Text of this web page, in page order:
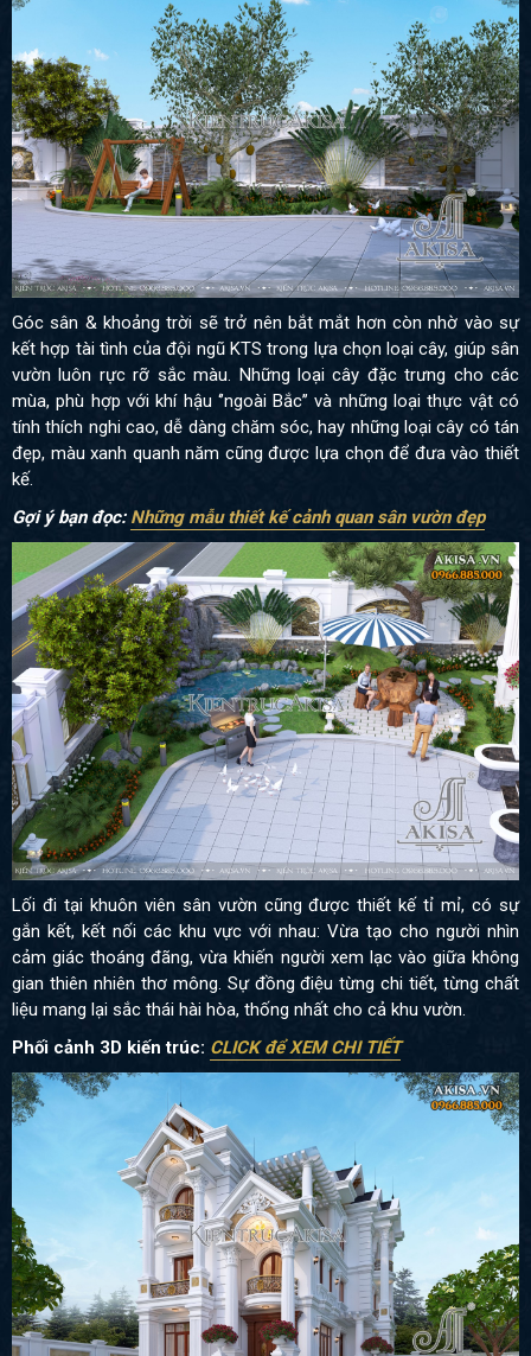
Góc sân & khoảng trời sẽ trở nên bắt mắt hơn còn nhờ vào sự
kết hợp tài tình của đội ngũ KTS trong lựa chọn loại cây, giúp sân
vườn luôn rực rỡ sắc màu. Những loại cây đặc trưng cho các
mùa, phù hợp với khí hậu ‘’ngoài Bắc’’ và những loại thực vật có
tính thích nghi cao, dễ dàng chăm sóc, hay những loại cây có tán
đẹp, màu xanh quanh năm cũng được lựa chọn để đưa vào thiết
kế.
Gợi ý bạn đọc: Những mẫu thiết kế cảnh quan sân vườn đẹp
Lối đi tại khuôn viên sân vườn cũng được thiết kế tỉ mỉ, có sự
gắn kết, kết nối các khu vực với nhau: Vừa tạo cho người nhìn
cảm giác thoáng đãng, vừa khiến người xem lạc vào giữa không
gian thiên nhiên thơ mông. Sự đồng điệu từng chi tiết, từng chất
liệu mang lại sắc thái hài hòa, thống nhất cho cả khu vườn.
Phối cảnh 3D kiến trúc: CLICK để XEM CHI TIẾT